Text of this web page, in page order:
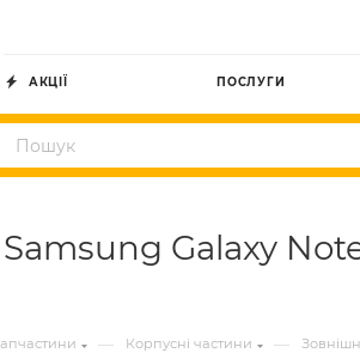
АКЦІЇ ПОСЛУГИ
Galaxy
— Корпусні частини —